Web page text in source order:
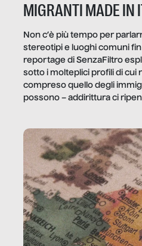
MIGRANTI MADE IN
Non c’è più tempo per
stereotipi e luoghi comuni
reportage di SenzaFiltro
sotto i molteplici profili di cui
compreso quello degli
possono – addirittura ci